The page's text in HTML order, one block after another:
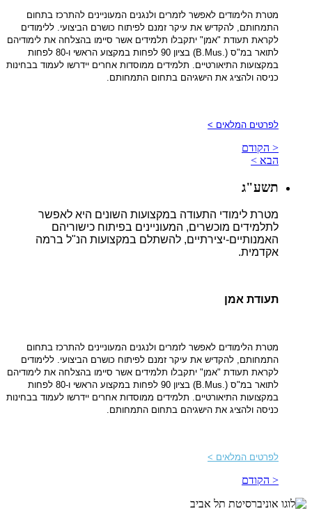
מטרת הלימודים לאפשר לזמרים ולנגנים המעוניינים להתרכז בתחום
התמחותם, להקדיש את עיקר זמנם לפיתוח כושרם הביצועי. ללימודים
לקראת תעודת "אמן" יתקבלו תלמידים אשר סיימו בהצלחה את לימודיהם
לתואר במ"ס (.B.Mus) בציון 90 לפחות במקצוע הראשי ו-80 לפחות
במקצועות התיאורטיים. תלמידים ממוסדות אחרים יידרשו לעמוד בבחינות
כניסה ולהציג את הישגיהם בתחום התמחותם.
לפרטים המלאים >
< הקודם
הבא >
תשע"ג
מטרת לימודי התעודה במקצועות השונים היא לאפשר
לתלמידים מוכשרים, המעוניינים בפיתוח כישוריהם
האמנותיים-יצירתיים, להשתלם במקצועות הנ"ל ברמה
אקדמית.
תעודת אמן
מטרת הלימודים לאפשר לזמרים ולנגנים המעוניינים להתרכז בתחום
התמחותם, להקדיש את עיקר זמנם לפיתוח כושרם הביצועי. ללימודים
לקראת תעודת "אמן" יתקבלו תלמידים אשר סיימו בהצלחה את לימודיהם
לתואר במ"ס (.B.Mus) בציון 90 לפחות במקצוע הראשי ו-80 לפחות
במקצועות התיאורטיים. תלמידים ממוסדות אחרים יידרשו לעמוד בבחינות
כניסה ולהציג את הישגיהם בתחום התמחותם.
לפרטים המלאים >
< הקודם